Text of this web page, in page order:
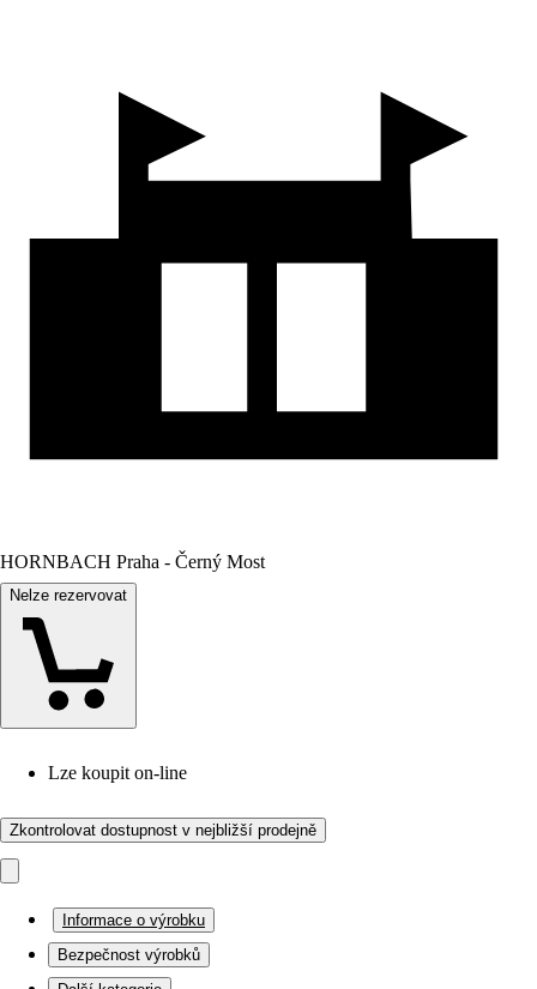
HORNBACH Praha - Černý Most
Nelze rezervovat
Lze koupit on-line
Zkontrolovat dostupnost v nejbližší prodejně
Informace o výrobku
Bezpečnost výrobků